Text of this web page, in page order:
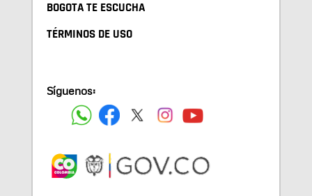
BOGOTA TE ESCUCHA
TÉRMINOS DE USO
Síguenos: